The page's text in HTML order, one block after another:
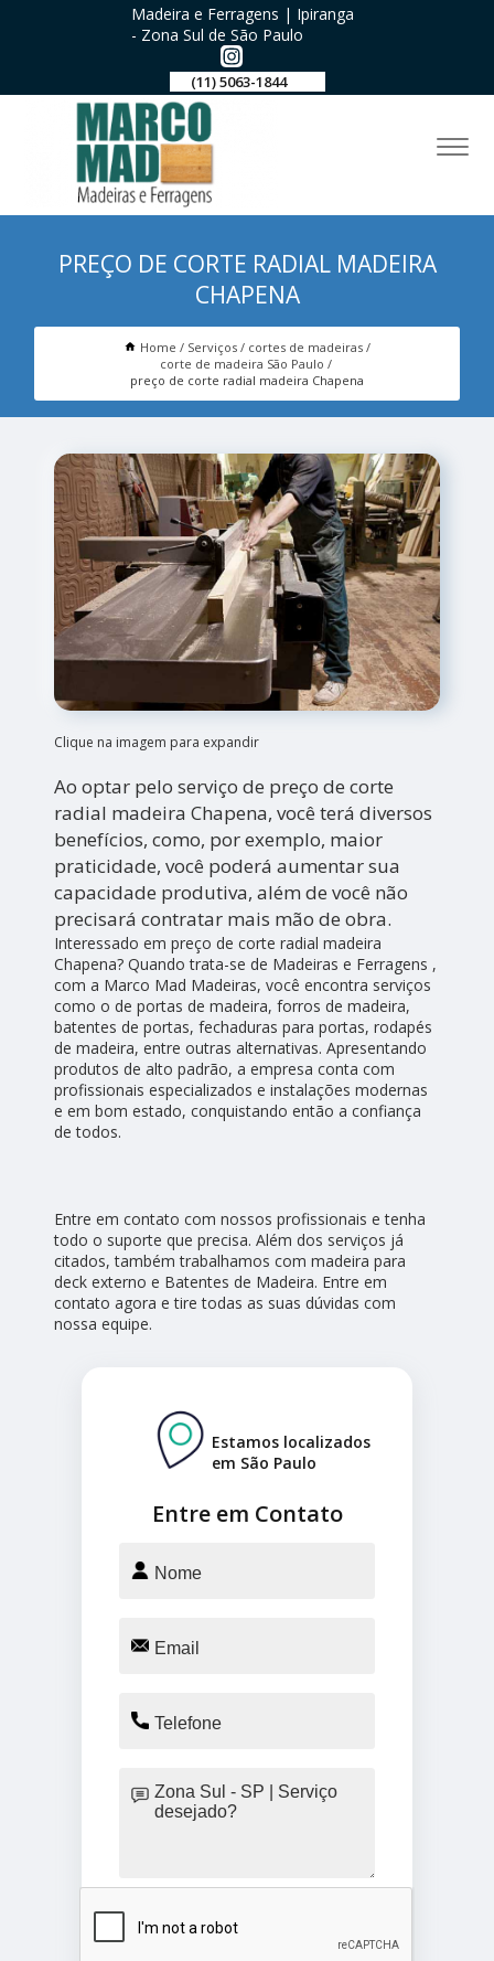
Madeira e Ferragens | Ipiranga
- Zona Sul de São Paulo
(11) 5063-1844
PREÇO DE CORTE RADIAL MADEIRA
CHAPENA
Home Serviços
cortes de madeiras
corte de madeira São Paulo
preço de corte radial madeira Chapena
Clique na imagem para expandir
Ao optar pelo serviço de preço de corte
radial madeira Chapena, você terá diversos
benefícios, como, por exemplo, maior
praticidade, você poderá aumentar sua
capacidade produtiva, além de você não
precisará contratar mais mão de obra.
Interessado em preço de corte radial madeira
Chapena? Quando trata-se de Madeiras e Ferragens ,
com a Marco Mad Madeiras, você encontra serviços
como o de portas de madeira, forros de madeira,
batentes de portas, fechaduras para portas, rodapés
de madeira, entre outras alternativas. Apresentando
produtos de alto padrão, a empresa conta com
profissionais especializados e instalações modernas
e em bom estado, conquistando então a confiança
de todos.
Entre em contato com nossos profissionais e tenha
todo o suporte que precisa. Além dos serviços já
citados, também trabalhamos com madeira para
deck externo e Batentes de Madeira. Entre em
contato agora e tire todas as suas dúvidas com
nossa equipe.
Entre em Contato
Estamos localizados
em São Paulo